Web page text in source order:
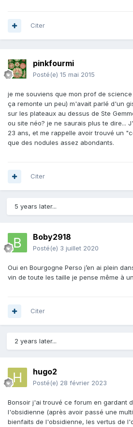
Citer
pinkfourmi
Posté(e) 15 mai 2015
je me souviens que mon prof de
ça remonte un peu) m'avait parlé d'un
sur les plateaux au dessus de Ste
ou site néo? je ne saurais plus te dire...
23 ans, et me rappelle avoir trouvé un
que des nodules assez abondants.
Citer
5 years later...
Boby2918
Posté(e) 3 juillet 2020
Oui en Bourgogne Perso j’en ai plein
vin de toute les taille je pense même à
Citer
2 years later...
hugo2
Posté(e) 28 février 2023
Bonsoir j'ai trouvé ce forum en gardant
l'obsidienne (après avoir passé une
bienfaits de l'obsidienne, les vertus de